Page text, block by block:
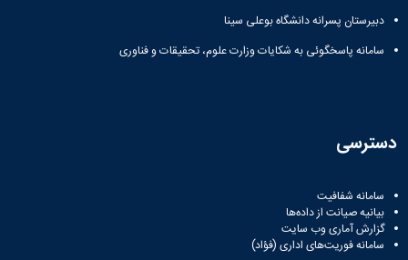
حسابداری
رزن
صنایع
سایر
برنامه
آموزشی
آموزش
های
آزاد
دبیرستان پسرانه دانشگاه بوعلی سینا
سامانه پاسخگوئی به شکایات وزارت علوم، تحقیقات و فناوری
دسترسی
سامانه شفافیت
بیانیه صیانت از داده‌ها
گزارش آماری وب‌ سایت
سامانه فوریت‌های اداری (فؤاد)